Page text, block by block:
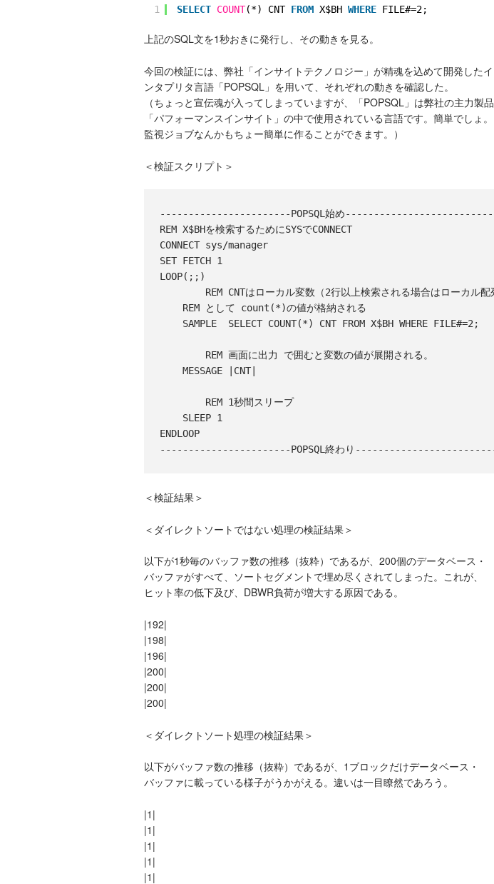
1 SELECT COUNT(*) CNT FROM X$BH WHERE FILE#=2;
上記のSQL文を1秒おきに発行し、その動きを見る。
今回の検証には、弊社「インサイトテクノロジー」が精魂を込めて開発したイ
ンタプリタ言語「POPSQL」を用いて、それぞれの動きを確認した。
（ちょっと宣伝魂が入ってしまっていますが、「POPSQL」は弊社の主力製品
「パフォーマンスインサイト」の中で使用されている言語です。簡単でしょ。
監視ジョブなんかもちょー簡単に作ることができます。）
＜検証スクリプト＞
-----------------------POPSQL始め--------------------------
REM X$BHを検索するためにSYSでCONNECT
CONNECT sys/manager
SET FETCH 1
LOOP(;;)
    MESSAGE |CNT|
ENDLOOP
＜検証結果＞
＜ダイレクトソートではない処理の検証結果＞
以下が1秒毎のバッファ数の推移（抜粋）であるが、200個のデータベース・
バッファがすべて、ソートセグメントで埋め尽くされてしまった。これが、
ヒット率の低下及び、DBWR負荷が増大する原因である。
|192|
|198|
|196|
|200|
|200|
|200|
＜ダイレクトソート処理の検証結果＞
以下がバッファ数の推移（抜粋）であるが、1ブロックだけデータベース・
バッファに載っている様子がうかがえる。違いは一目瞭然であろう。
|1|
|1|
|1|
|1|
|1|